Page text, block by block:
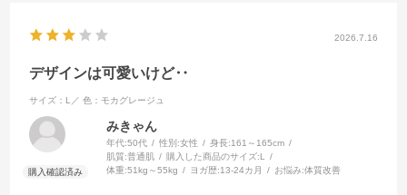
2026.7.16
デザインは可愛いけど‥
サイズ：L／ 色：モカグレージュ
みきゃん
年代:50代 性別:女性 身長:161～165cm
肌質:普通肌 購入した商品のサイズ:L
体重:51kg～55kg ヨガ歴:13-24カ月 お悩み:体質改善